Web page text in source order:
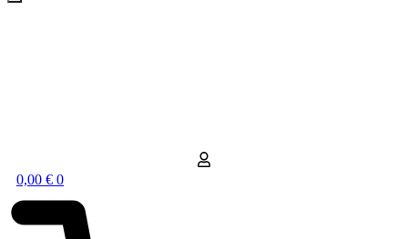
0,00 € 0